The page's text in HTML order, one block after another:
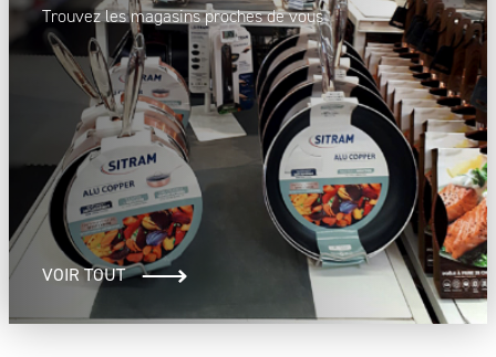
Trouvez les magasins proches de vous
VOIR TOUT